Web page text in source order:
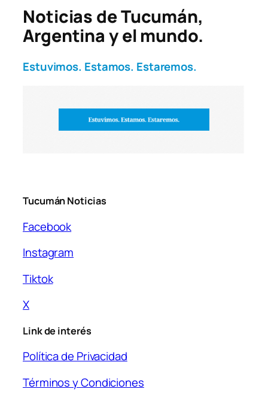
Noticias de Tucumán,
Argentina y el mundo.
Estuvimos. Estamos. Estaremos.
Tucumán Noticias
Facebook
Instagram
Tiktok
X
Link de interés
Política de Privacidad
Términos y Condiciones